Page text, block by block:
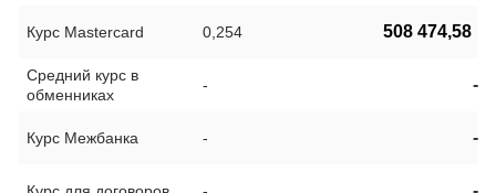
Курс Mastercard 0,254 508 474,58
Средний курс в
обменниках
- -
Курс Межбанка - -